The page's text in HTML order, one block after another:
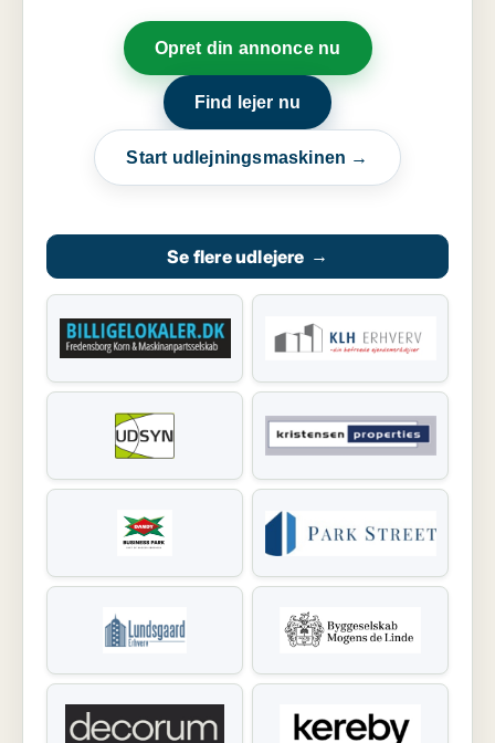
Opret din annonce nu
Find lejer nu
Start udlejningsmaskinen →
Se flere udlejere →